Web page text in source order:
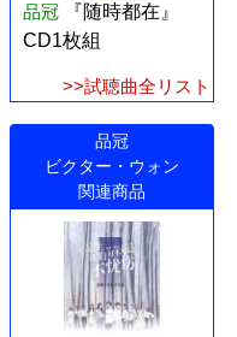
品冠
『随時都在』
CD1枚組
>>試聴曲全リスト
品冠
ビクター・ウォン
関連商品